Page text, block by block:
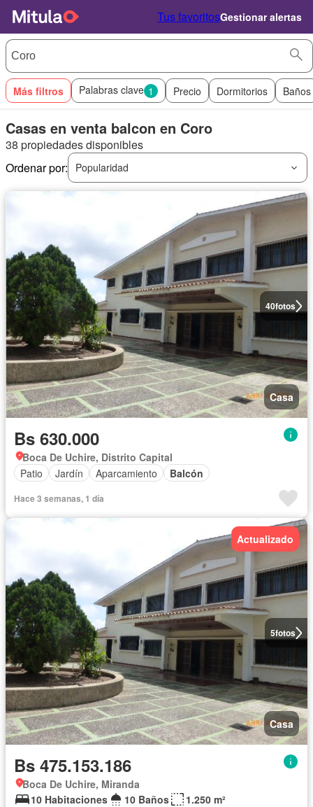
Tus favoritosGestionar alertas
Más filtros Palabras clave 1 Precio Dormitorios Baños
Casas en venta balcon en Coro
38 propiedades disponibles
Ordenar por:
Popularidad
40fotos
Casa
Bs 630.000
Boca De Uchire, Distrito Capital
Patio
Jardín Aparcamiento Balcón
Hace 3 semanas, 1 día
5fotos
Actualizado
Casa
Bs 475.153.186
Boca De Uchire, Miranda
10 Habitaciones
10 Baños
1.250 m²